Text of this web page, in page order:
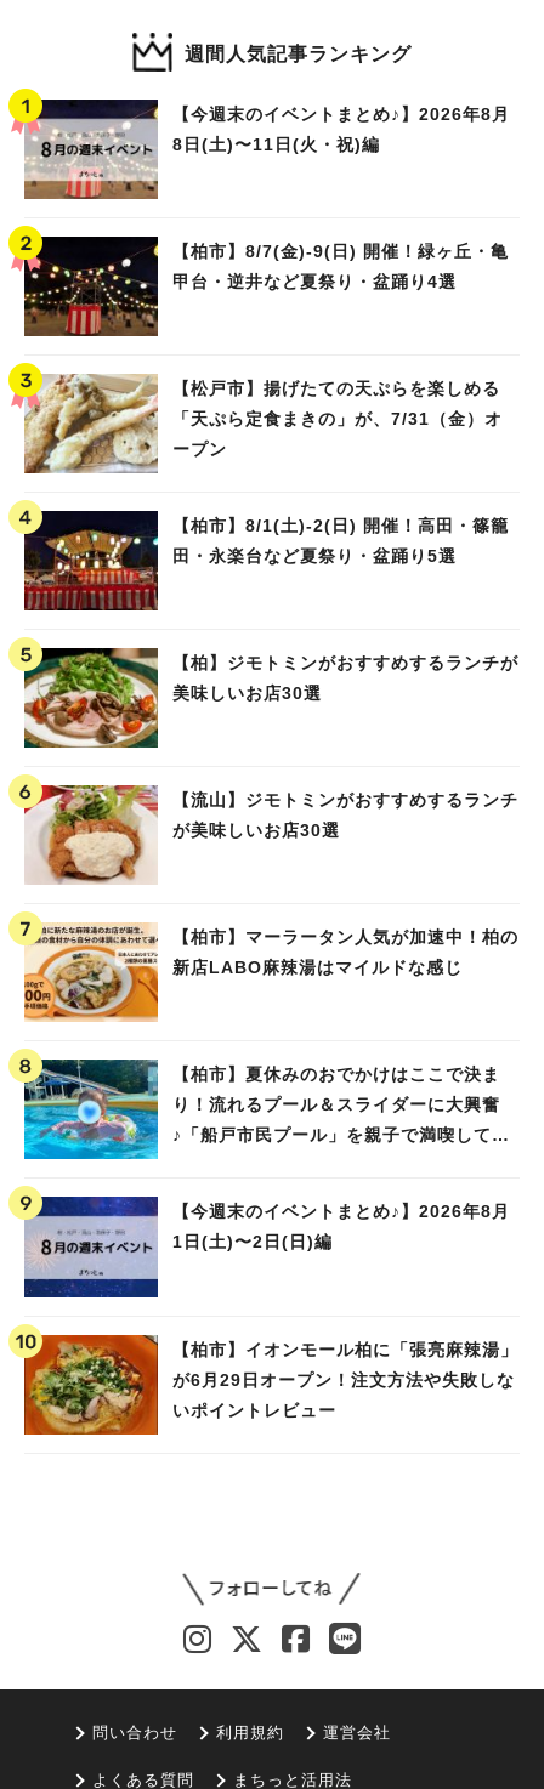
週間人気記事ランキング
【今週末のイベントまとめ♪】2026年8月
8日(土)〜11日(火・祝)編
【柏市】8/7(金)‐9(日) 開催！緑ヶ丘・亀
甲台・逆井など夏祭り・盆踊り4選
【松戸市】揚げたての天ぷらを楽しめる
「天ぷら定食まきの」が、7/31（金）オ
ープン
【柏市】8/1(土)‐2(日) 開催！高田・篠籠
田・永楽台など夏祭り・盆踊り5選
【柏】ジモトミンがおすすめするランチが
美味しいお店30選
【流山】ジモトミンがおすすめするランチ
が美味しいお店30選
【柏市】マーラータン人気が加速中！柏の
新店LABO麻辣湯はマイルドな感じ
【柏市】夏休みのおでかけはここで決ま
り！流れるプール＆スライダーに大興奮
♪「船戸市民プール」を親子で満喫してき
【今週末のイベントまとめ♪】2026年8月
1日(土)〜2日(日)編
【柏市】イオンモール柏に「張亮麻辣湯」
が6月29日オープン！注文方法や失敗しな
いポイントレビュー
問い合わせ 利用規約 運営会社
よくある質問 まちっと活用法